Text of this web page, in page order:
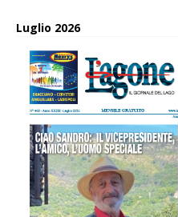
Luglio 2026